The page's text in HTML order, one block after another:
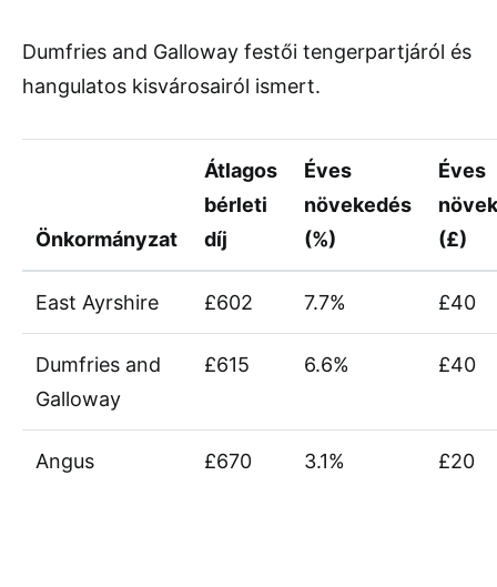
Dumfries and Galloway festői tengerpartjáról és
hangulatos kisvárosairól ismert.
Önkormányzat
Átlagos
bérleti
díj
Éves
növekedés
(%)
Éves
(£)
East Ayrshire £602 7.7% £40
Dumfries and
Galloway
£615 6.6% £40
Angus £670 3.1% £20